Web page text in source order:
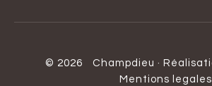
© 2026 Champdieu ·
Mentions legales